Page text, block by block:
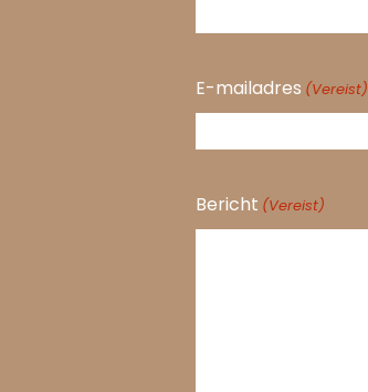
E-mailadres (Vereist)
Bericht (Vereist)